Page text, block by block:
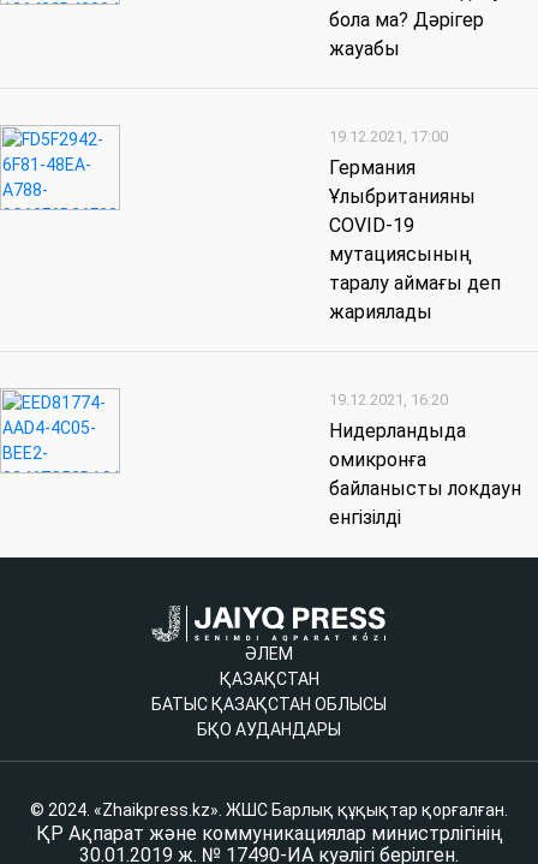
бола ма? Дәрігер
жауабы
19.12.2021, 17:00
Германия
Ұлыбританияны
COVID-19
мутациясының
таралу аймағы деп
жариялады
19.12.2021, 16:20
Нидерландыда
омикронға
байланысты локдаун
енгізілді
ӘЛЕМ
ҚАЗАҚСТАН
БАТЫС ҚАЗАҚСТАН ОБЛЫСЫ
БҚО АУДАНДАРЫ
© 2024. «Zhaikpress.kz». ЖШС Барлық құқықтар қорғалған.
ҚР Ақпарат және коммуникациялар министрлігінің
30.01.2019 ж. № 17490-ИА куәлігі берілген.